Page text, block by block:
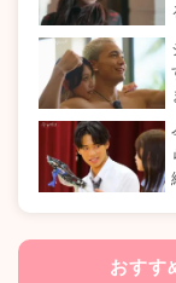
おすすめ